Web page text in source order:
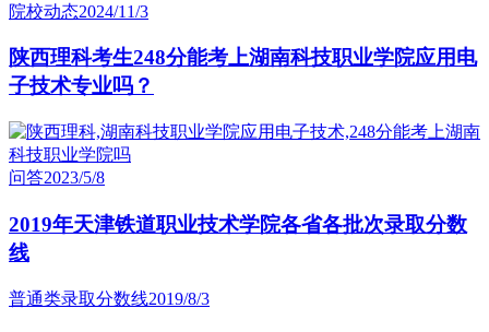
院校动态2024/11/3
陕西理科考生248分能考上湖南科技职业学院应用电
子技术专业吗？
问答2023/5/8
2019年天津铁道职业技术学院各省各批次录取分数
线
普通类录取分数线2019/8/3